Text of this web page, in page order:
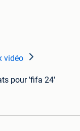
vidéo
pour 'fifa 24'